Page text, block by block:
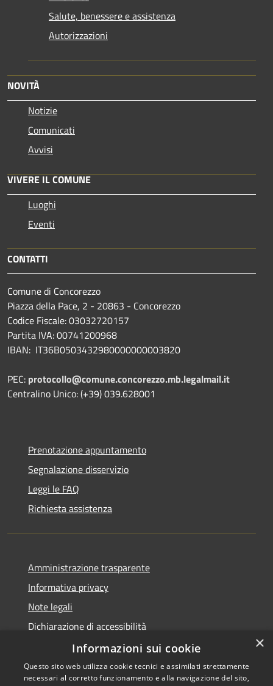
Salute, benessere e assistenza
Autorizzazioni
NOVITÀ
Notizie
Comunicati
Avvisi
VIVERE IL COMUNE
Luoghi
Eventi
CONTATTI
Comune di Concorezzo
Piazza della Pace, 2 - 20863 - Concorezzo
Codice Fiscale: 03032720157
Partita IVA: 00741200968
IBAN: IT36B0503432980000000003820
PEC: protocollo@comune.concorezzo.mb.legalmail.it
Centralino Unico: (+39) 039.628001
Prenotazione appuntamento
Segnalazione disservizio
Leggi le FAQ
Richiesta assistenza
Amministrazione trasparente
Informativa privacy
Note legali
Dichiarazione di accessibilità
Whistleblowing
×
Informazioni sui cookie
Questo sito web utilizza cookie tecnici e assimilati strettamente
necessari al corretto funzionamento e alla navigazione del sito,